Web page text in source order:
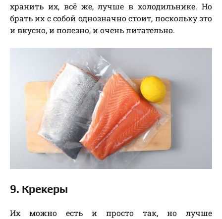
хранить их, всё же, лучше в холодильнике. Но
брать их с собой однозначно стоит, поскольку это
и вкусно, и полезно, и очень питательно.
9. Крекеры
Их можно есть и просто так, но лучше